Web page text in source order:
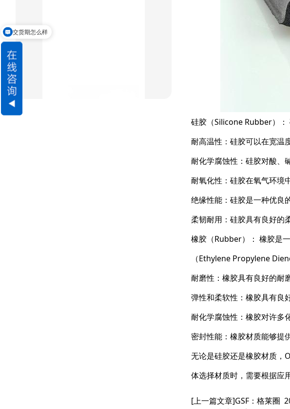
硅胶（Silicone Rubber）：
耐高温性：硅胶可以在宽温
耐化学腐蚀性：硅胶对酸、
耐氧化性：硅胶在氧气环境
绝缘性能：硅胶是一种优良
柔韧耐用：硅胶具有良好的
橡胶（Rubber）： 橡胶是
（Ethylene Propylene
耐磨性：橡胶具有良好的耐
弹性和柔软性：橡胶具有良
耐化学腐蚀性：橡胶对许多
密封性能：橡胶材质能够提
无论是硅胶还是橡胶材质，
体选择材质时，需要根据应
[上一篇文章]GSF：格莱圈
交货期怎么样